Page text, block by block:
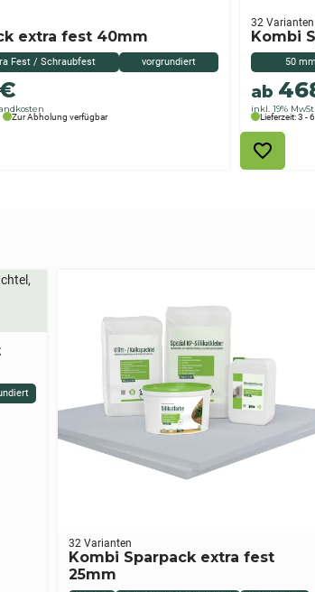
Fest / Schraubfest vorgrundiert
extra fest 40mm
€
Zur Abholung verfügbar
50 mm
Kombi
ab
inkl. 19% MwSt
32 Varianten
Lieferzeit: 3 -
Kombi Sparpack extra fest
25mm
32 Varianten